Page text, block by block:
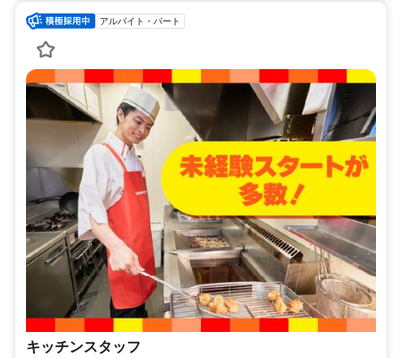
アルバイト・パート
キッチンスタッフ